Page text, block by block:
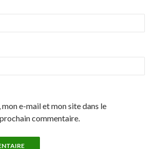
e-mail et mon site dans le
commentaire.